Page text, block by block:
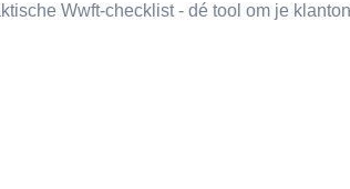
Wwft-checklist - dé tool om je